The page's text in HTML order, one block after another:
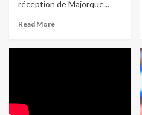
réception de Majorque...
Read More